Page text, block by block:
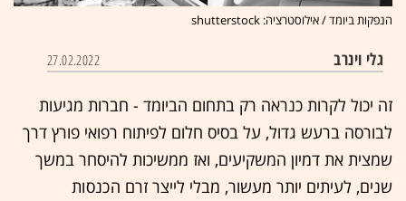
הנפקות ביומד / אילוסטרציה: shutterstock
גלי וינרב 27.02.2022
זה יכול לקרות כנראה רק בתחום הביומד - חברות מגיעות
לבורסה ברעש גדול, על בסיס חלום לפיתוח רפואי פורץ דרך
שמצית את דמיון המשקיעים, ואז ממשיכות להיסחר במשך
שנים, לעיתים יותר מעשור, מבלי לייצר זרם הכנסות